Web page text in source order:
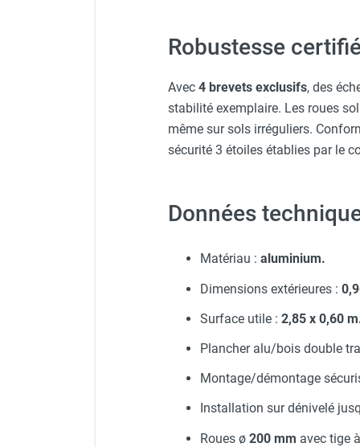
Robustesse
Avec 4 brevets exclusifs, des
stabilité exemplaire. Les roues
même sur sols irréguliers.
sécurité 3 étoiles établies par le
Données
Matériau : aluminium.
Dimensions extérieures :
Surface utile : 2,85 x 0,60
Plancher alu/bois double
Montage/démontage
Installation sur dénivelé
Roues ø 200 mm avec tige